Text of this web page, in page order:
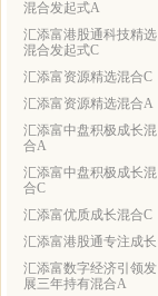
混合发起式A
汇添富港股通科技精选
混合发起式C
汇添富资源精选混合C
汇添富资源精选混合A
汇添富中盘积极成长混
合A
汇添富中盘积极成长混
合C
汇添富优质成长混合C
汇添富港股通专注成长
汇添富数字经济引领发
展三年持有混合A